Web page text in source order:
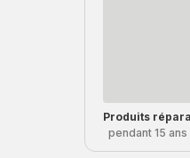
Produits
pendant 15 ans